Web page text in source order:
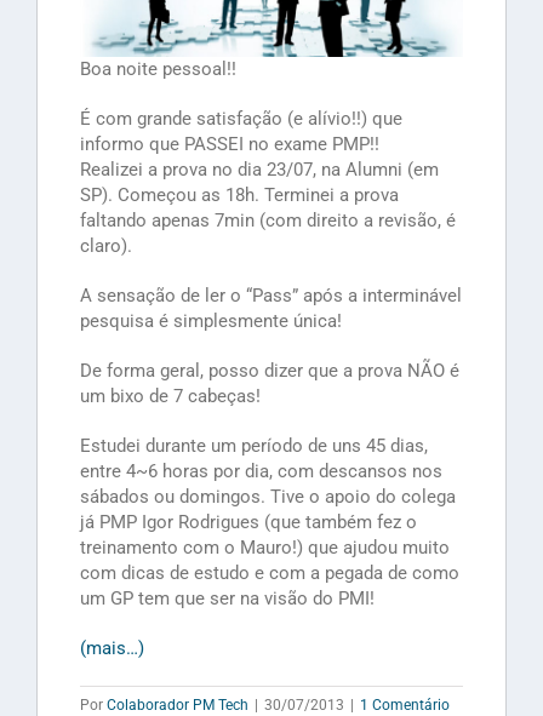
Boa noite pessoal!!
É com grande satisfação (e alívio!!) que
informo que PASSEI no exame PMP!!
Realizei a prova no dia 23/07, na Alumni (em
SP). Começou as 18h. Terminei a prova
faltando apenas 7min (com direito a revisão, é
claro).
A sensação de ler o “Pass” após a interminável
pesquisa é simplesmente única!
De forma geral, posso dizer que a prova NÃO é
um bixo de 7 cabeças!
Estudei durante um período de uns 45 dias,
entre 4~6 horas por dia, com descansos nos
sábados ou domingos. Tive o apoio do colega
já PMP Igor Rodrigues (que também fez o
treinamento com o Mauro!) que ajudou muito
com dicas de estudo e com a pegada de como
um GP tem que ser na visão do PMI!
(mais…)
Por Colaborador PM Tech | 30/07/2013 | 1 Comentário